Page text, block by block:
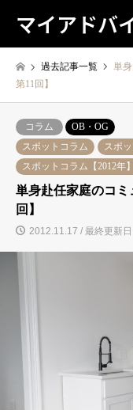
マイアドバ
過去記事一覧
単
第11回】
コラム
OB・OG
スポットコラム
スポ
スポットコラム【2012年】
単身赴任家庭のコ
回】
2012.11.17 / 最終更新